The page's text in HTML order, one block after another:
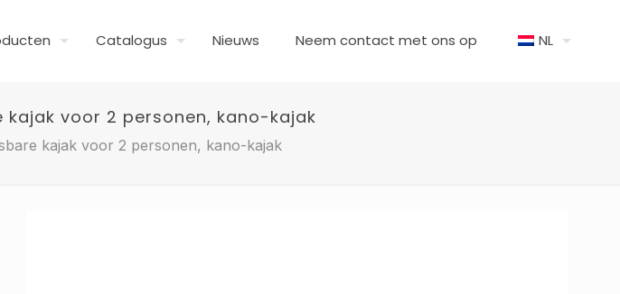
Catalogus Nieuws Neem contact met ons op NL
voor 2 personen, kano-kajak
kajak voor 2 personen, kano-kajak